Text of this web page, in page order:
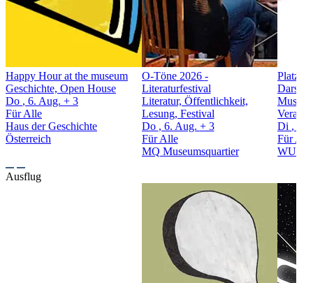
Happy Hour at the museum
Geschichte, Open House
Do , 6. Aug. + 3
Für Alle
Haus der Geschichte
Österreich
O-Töne 2026 -
Literaturfestival
Literatur, Öffentlichkeit,
Lesung, Festival
Do , 6. Aug. + 3
Für Alle
MQ Museumsquartier
Di ,
Für
WUK
Ausflug